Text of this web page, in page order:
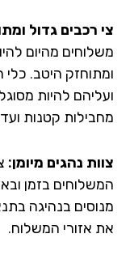
רכבים גדול
מהיום להיום
היטב. כלי רכב
להיות מסוגלים
קטנות ועד
נהגים מיומן:צוות
בזמן ובאופן
בנהיגה בתנאי
אזורי המשלוח.